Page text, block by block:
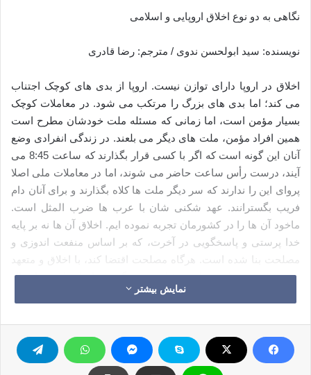
نگاهی به دو نوع اخلاق اروپایی و اسلامی
نویسنده: سید ابولحسن ندوی / مترجم: رضا قادری
اخلاق در اروپا دارای توازن نیست. اروپا از بدی های کوچک اجتناب
می کند؛ اما بدی های بزرگ را مرتکب می شود. در معاملات کوچک
بسیار مؤمن است، اما زمانی که مسئله ملت خودشان مطرح است
همین افراد مؤمن، ملت های دیگر می بلعند. در زندگی انفرادی وضع
آنان این گونه است که اگر با کسی قرار بگذارند که ساعت 8:45 می
آیند، درست رأس ساعت حاضر می شوند، اما در معاملات ملی اصلا
پروای این را ندارند که سر دیگر ملت ها کلاه بگذارند و برای آنان دام
فریب بگسترانند. عهد شکنی شان با عرب ها ضرب المثل است.
ماخود آن ها را در کشورمان تجربه نموده ایم. اخلاق آن ها نه بر پایه
خدا پرستی و پاسخگویی در آخرت، که بر اساس منفعت اندوزی و
مصلحت بنا شده است. هرگاه مصلحت اقتضا کند، با اخلاق و متعهد
هستند، و هر زمان مصلحت شان چیز دیگری تقاضا نماید در اعمال
بزرگترین بد اخلاقی ها باکی ندارند.
اخلاقی که پامبران ایجاد نمودند
اخلاقی که پیامبران می آموزند، مستقل و از مصلحت اندیشی پاک
نمایش بیشتر